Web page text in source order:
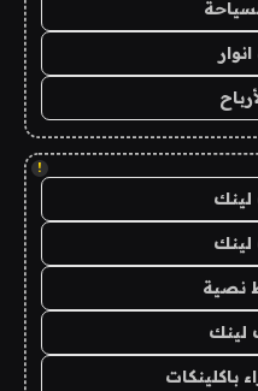
!
لينك
لينك
نصية
لينك
باكلينكات